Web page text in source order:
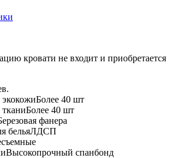
кровати не входит и приобретается
экокожиБолее 40 шт
тканиБолее 40 шт
фанера
бельяЛДСП
Высокопрочный спанбонд